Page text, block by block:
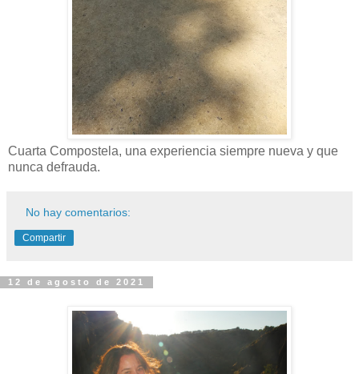
Cuarta Compostela, una experiencia siempre nueva y que
nunca defrauda.
No hay comentarios:
Compartir
12 de agosto de 2021